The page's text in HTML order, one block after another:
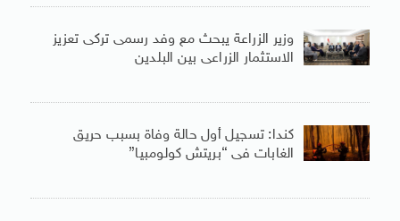
وزير الزراعة يبحث مع وفد رسمى تركى تعزيز
الاستثمار الزراعى بين البلدين
كندا: تسجيل أول حالة وفاة بسبب حريق
الغابات فى “بريتش كولومبيا”